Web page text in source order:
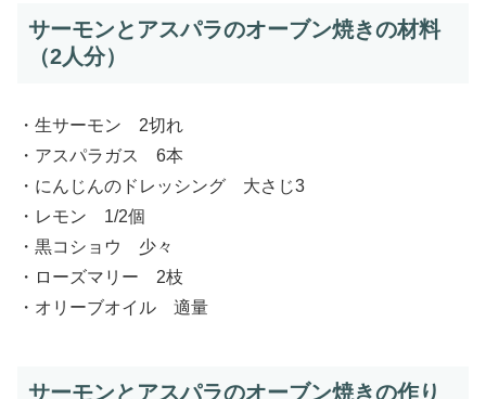
サーモンとアスパラのオーブン焼きの材料
（2人分）
・生サーモン 2切れ
・アスパラガス 6本
・にんじんのドレッシング 大さじ3
・レモン 1/2個
・黒コショウ 少々
・ローズマリー 2枝
・オリーブオイル 適量
サーモンとアスパラのオーブン焼きの作り